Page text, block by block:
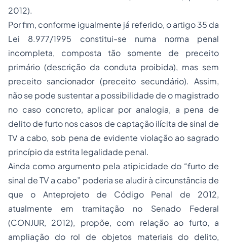
2012).
Por fim, conforme igualmente já referido, o artigo 35 da
Lei 8.977/1995 constitui-se numa norma penal
incompleta, composta tão somente de preceito
primário (descrição da conduta proibida), mas sem
preceito sancionador (preceito secundário). Assim,
não se pode sustentar a possibilidade de o magistrado
no caso concreto, aplicar por analogia, a pena de
delito de furto nos casos de captação ilícita de sinal de
TV a cabo, sob pena de evidente violação ao sagrado
princípio da estrita legalidade penal.
Ainda como argumento pela atipicidade do “furto de
sinal de TV a cabo” poderia se aludir à circunstância de
que o Anteprojeto de Código Penal de 2012,
atualmente em tramitação no Senado Federal
(CONJUR, 2012), propõe, com relação ao furto, a
ampliação do rol de objetos materiais do delito,